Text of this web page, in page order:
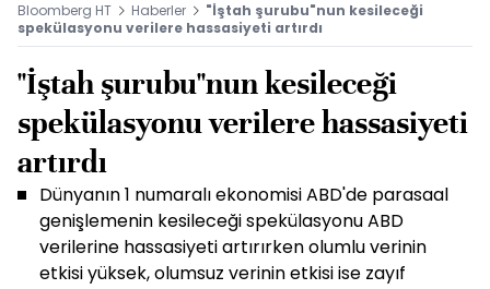
Bloomberg HT Haberler
"İştah şurubu"nun kesileceği
spekülasyonu verilere hassasiyeti artırdı
"İştah şurubu"nun kesileceği
spekülasyonu verilere hassasiyeti
artırdı
Dünyanın 1 numaralı ekonomisi ABD'de parasaal
genişlemenin kesileceği spekülasyonu ABD
verilerine hassasiyeti artırırken olumlu verinin
etkisi yüksek, olumsuz verinin etkisi ise zayıf